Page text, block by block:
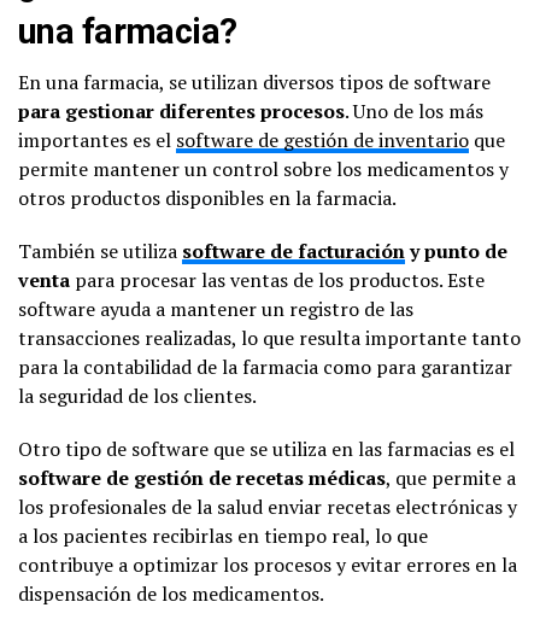
una farmacia?
En una farmacia, se utilizan diversos tipos de software
para gestionar diferentes procesos. Uno de los más
importantes es el software de gestión de inventario que
permite mantener un control sobre los medicamentos y
otros productos disponibles en la farmacia.
También se utiliza software de facturacióny punto de
venta para procesar las ventas de los productos. Este
software ayuda a mantener un registro de las
transacciones realizadas, lo que resulta importante tanto
para la contabilidad de la farmacia como para garantizar
la seguridad de los clientes.
Otro tipo de software que se utiliza en las farmacias es el
software de gestión de recetas médicas, que permite a
los profesionales de la salud enviar recetas electrónicas y
a los pacientes recibirlas en tiempo real, lo que
contribuye a optimizar los procesos y evitar errores en la
dispensación de los medicamentos.